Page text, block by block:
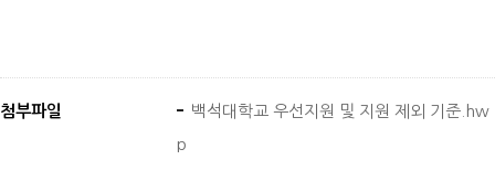
첨부파일
백석대학교 우선지원 및 지원 제외 기준.hw
p